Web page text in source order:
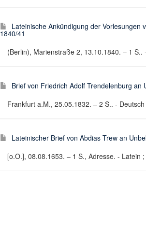
Lateinische Ankündigung der Vorlesungen
1840/41
(Berlin), Marienstraße 2, 13.10.1840. – 1 S..
Brief von Friedrich Adolf Trendelenburg an
Frankfurt a.M., 25.05.1832. – 2 S.. -
Lateinischer Brief von Abdias Trew an
[o.O.], 08.08.1653. – 1 S., Adresse. - Latein